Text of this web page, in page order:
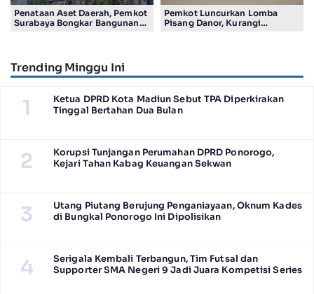
Penataan Aset Daerah, Pemkot
Surabaya Bongkar Bangunan
Pemkot Luncurkan Lomba
Pisang Danor, Kurangi
Trending Minggu Ini
1
Ketua DPRD Kota Madiun Sebut TPA Diperkirakan
Tinggal Bertahan Dua Bulan
2
Korupsi Tunjangan Perumahan DPRD Ponorogo,
Kejari Tahan Kabag Keuangan Sekwan
3
Utang Piutang Berujung Penganiayaan, Oknum Kades
di Bungkal Ponorogo Ini Dipolisikan
4
Serigala Kembali Terbangun, Tim Futsal dan
Supporter SMA Negeri 9 Jadi Juara Kompetisi Series